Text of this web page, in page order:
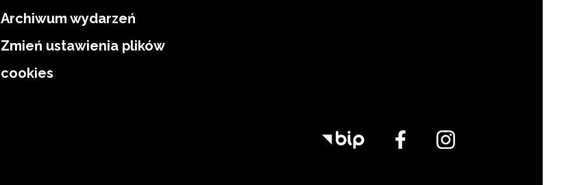
Archiwum wydarzeń
Zmień ustawienia plików
cookies